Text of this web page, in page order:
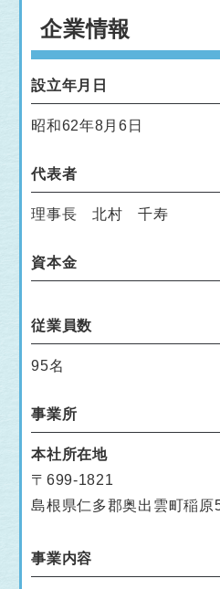
企業情報
設立年月日
昭和62年8月6日
代表者
理事長 北村 千寿
資本金
従業員数
95名
事業所
本社所在地
〒699-1821
島根県仁多郡奥出雲町稲原
事業内容